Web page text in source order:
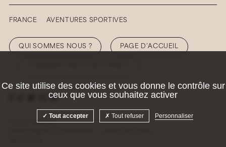
FRANCE AVENTURES SPORTIVES
QUI SOMMES NOUS ? PAGE D’ACCUEIL
© 2026 Hellolaroux
Ce site utilise des cookies et vous donne le contrôle sur
ceux que vous souhaitez activer
Tout accepter Tout refuser Personnaliser